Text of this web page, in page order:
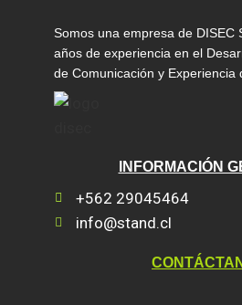
Somos una empresa de DISEC
años de experiencia en el
de Comunicación y Experiencia
INFORMACIÓN
+562 29045464
info@stand.cl